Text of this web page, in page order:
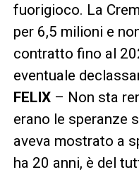
fuorigioco. La
per 6,5 milioni e
contratto fino al
eventuale
FELIX– Non sta
erano le speranze
aveva mostrato a
ha 20 anni, è del